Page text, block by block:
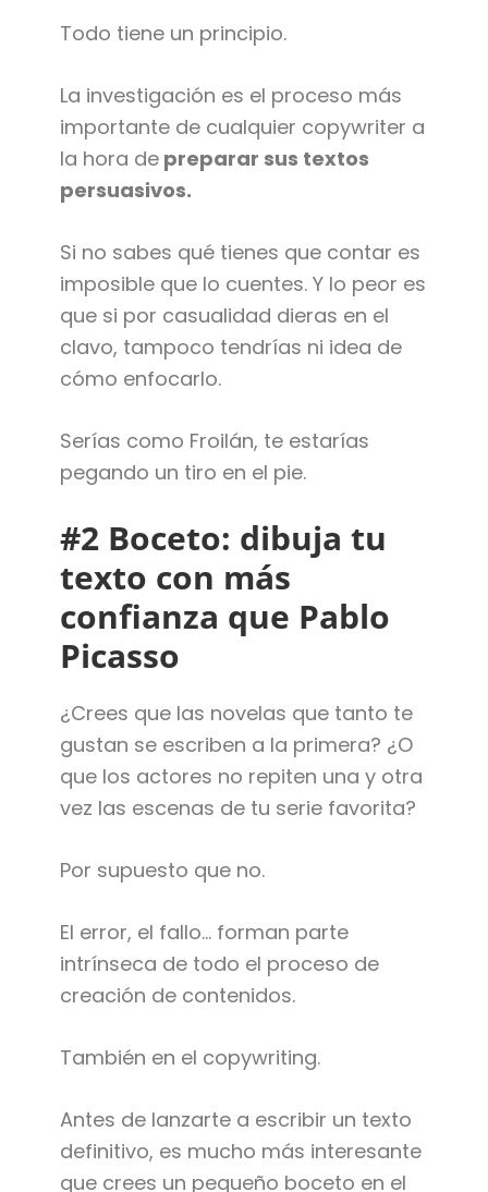
Todo tiene un principio.
La investigación es el proceso más
importante de cualquier copywriter a
la hora depreparar sus textos
persuasivos.
Si no sabes qué tienes que contar es
imposible que lo cuentes. Y lo peor es
que si por casualidad dieras en el
clavo, tampoco tendrías ni idea de
cómo enfocarlo.
Serías como Froilán, te estarías
pegando un tiro en el pie.
#2 Boceto: dibuja tu
texto con más
confianza que Pablo
Picasso
¿Crees que las novelas que tanto te
gustan se escriben a la primera? ¿O
que los actores no repiten una y otra
vez las escenas de tu serie favorita?
Por supuesto que no.
El error, el fallo… forman parte
intrínseca de todo el proceso de
creación de contenidos.
También en el copywriting.
Antes de lanzarte a escribir un texto
definitivo, es mucho más interesante
que crees un pequeño boceto en el